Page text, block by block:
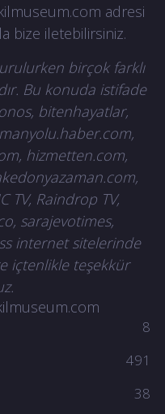
adresi
bize iletebilirsiniz.
birçok farklı
Bu konuda istifade
bitenhayatlar,
hizmetten.com,
TV, Raindrop TV,
sarajevotimes,
internet sitelerinde
içtenlikle teşekkür
8
491
38